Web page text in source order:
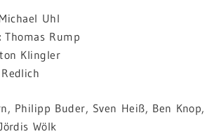
Michael Uhl
Thomas Rump
Klingler
Philipp Buder, Sven Heiß, Ben Knop,
Wölk